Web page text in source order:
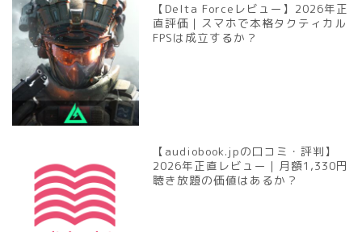
【Delta Forceレビュー】2026年正
直評価｜スマホで本格タクティカル
FPSは成立するか？
【audiobook.jpの口コミ・評判】
2026年正直レビュー｜月額1,330円
聴き放題の価値はあるか？